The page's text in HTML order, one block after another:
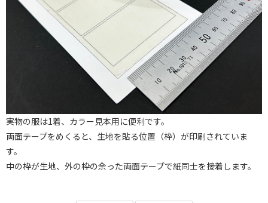
実物の服は1着、カラー見本用に便利です。
両面テープをめくると、生地を貼る位置（枠）が印刷されていま
す。
中の枠が生地、外の枠の余った両面テープで紙同士を接着します。